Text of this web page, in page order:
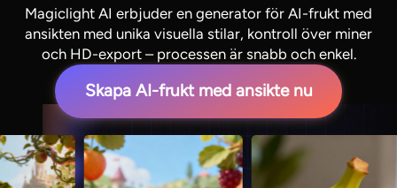
Magiclight AI erbjuder en generator för AI-frukt med
ansikten med unika visuella stilar, kontroll över miner
och HD-export – processen är snabb och enkel.
Skapa AI-frukt med ansikte nu